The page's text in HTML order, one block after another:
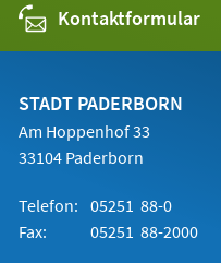
Kontaktformular
STADT PADERBORN
Am Hoppenhof 33
33104 Paderborn
Telefon: 05251 88-0
Fax:
05251 88-2000